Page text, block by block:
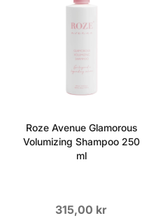
Roze Avenue Glamorous
Volumizing Shampoo 250
ml
315,00 kr